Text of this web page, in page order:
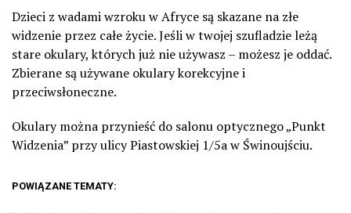
Dzieci z wadami wzroku w Afryce są skazane na złe
widzenie przez całe życie. Jeśli w twojej szufladzie leżą
stare okulary, których już nie używasz – możesz je oddać.
Zbierane są używane okulary korekcyjne i
przeciwsłoneczne.
Okulary można przynieść do salonu optycznego „Punkt
Widzenia” przy ulicy Piastowskiej 1/5a w Świnoujściu.
POWIĄZANE TEMATY: